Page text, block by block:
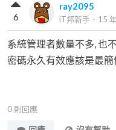
ray2095
iT邦新手 ． 15
6
系統管理者數量不多, 也
密碼永久有效應該是最簡
0 則回應